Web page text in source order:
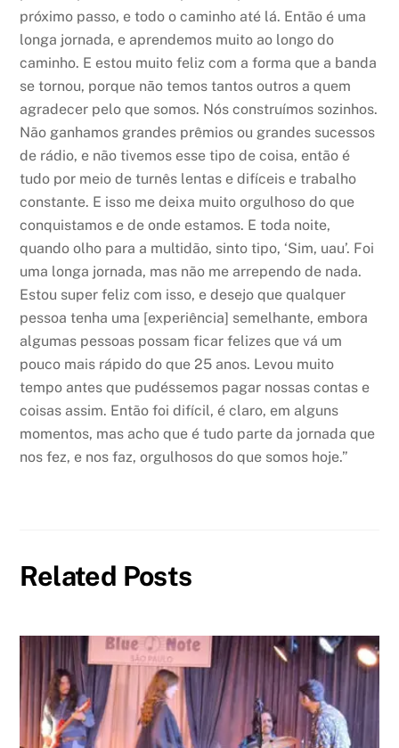
próximo passo, e todo o caminho até lá. Então é uma
longa jornada, e aprendemos muito ao longo do
caminho. E estou muito feliz com a forma que a banda
se tornou, porque não temos tantos outros a quem
agradecer pelo que somos. Nós construímos sozinhos.
Não ganhamos grandes prêmios ou grandes sucessos
de rádio, e não tivemos esse tipo de coisa, então é
tudo por meio de turnês lentas e difíceis e trabalho
constante. E isso me deixa muito orgulhoso do que
conquistamos e de onde estamos. E toda noite,
quando olho para a multidão, sinto tipo, ‘Sim, uau’. Foi
uma longa jornada, mas não me arrependo de nada.
Estou super feliz com isso, e desejo que qualquer
pessoa tenha uma [experiência] semelhante, embora
algumas pessoas possam ficar felizes que vá um
pouco mais rápido do que 25 anos. Levou muito
tempo antes que pudéssemos pagar nossas contas e
coisas assim. Então foi difícil, é claro, em alguns
momentos, mas acho que é tudo parte da jornada que
nos fez, e nos faz, orgulhosos do que somos hoje.”
Related Posts